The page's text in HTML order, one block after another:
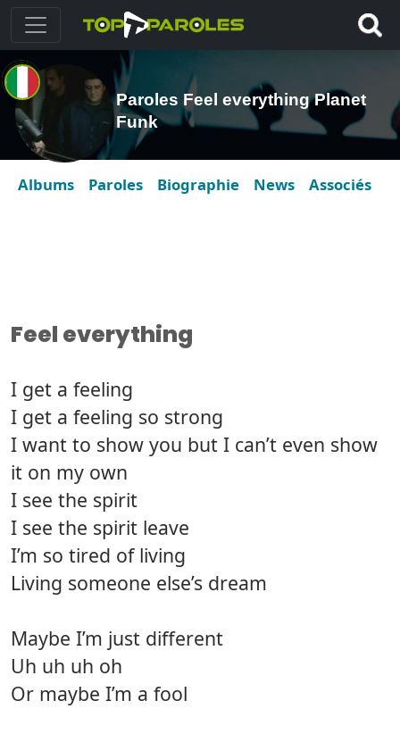
Paroles Feel everything Planet
Funk
Albums Paroles Biographie News Associés
Feel everything
I get a feeling
I get a feeling so strong
I want to show you but I can’t even show
it on my own
I see the spirit
I see the spirit leave
I’m so tired of living
Living someone else’s dream
Maybe I’m just different
Uh uh uh oh
Or maybe I’m a fool